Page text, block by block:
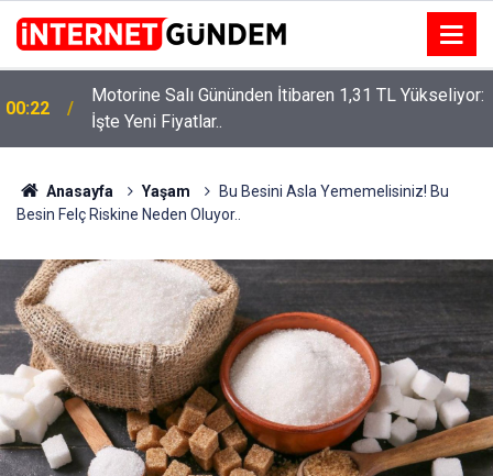
00:22
Motorine Salı Gününden İtibaren 1,31 TL Yükseliyor:
İşte Yeni Fiyatlar..
Anasayfa Yaşam
Bu Besini Asla Yememelisiniz! Bu
Besin Felç Riskine Neden Oluyor..